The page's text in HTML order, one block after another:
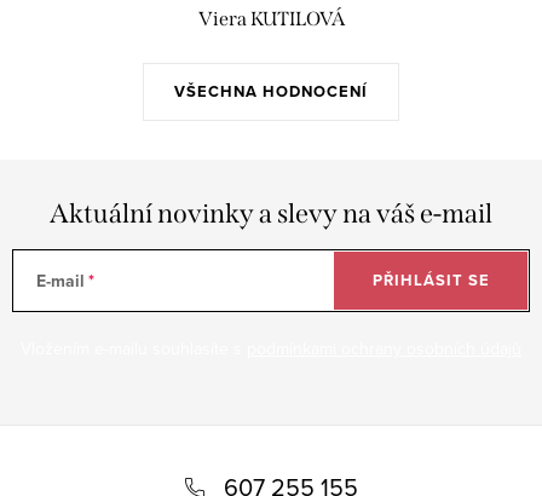
VŠECHNA HODNOCENÍ
Viera KUTILOVÁ
Aktuální novinky a slevy na váš e-mail
E-mail PŘIHLÁSIT SE
607 255 155